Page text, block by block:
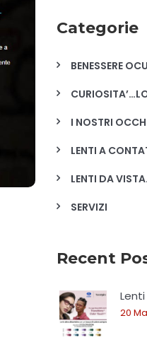
Categorie
BENESSERE
I NOSTRI
LENTI A
LENTI DA
SERVIZI
Recent
20